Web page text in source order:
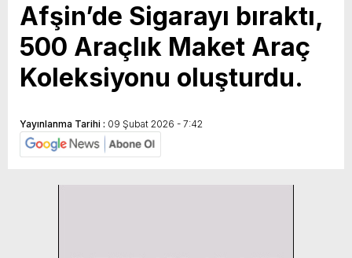
Afşin’de Sigarayı bıraktı,
500 Araçlık Maket Araç
Koleksiyonu oluşturdu.
Yayınlanma Tarihi : 09 Şubat 2026 - 7:42